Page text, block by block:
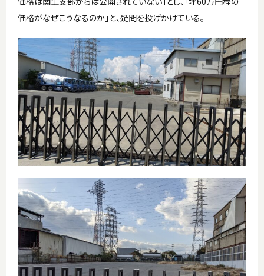
価格がなぜこうなるのか」と、疑問を投げかけている。